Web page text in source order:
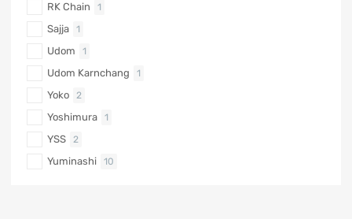
RK Chain 1
Sajja 1
Udom 1
Udom Karnchang 1
Yoko 2
Yoshimura 1
YSS 2
Yuminashi 10